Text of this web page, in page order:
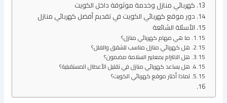
كهربائي منازل وخدمة موثوقة داخل الكويت
دور موقع كهربائي الكويت في تقديم أفضل كهربائي منازل
الأسئلة الشائعة
ما هي مهام كهربائي منازل؟
هل كهربائي منازل مناسب للشقق والفلل؟
هل الالتزام بمعايير السلامة مضمون؟
هل يساعد كهربائي منازل في تقليل الأعطال المستقبلية؟
لماذا أختار موقع كهربائي الكويت؟